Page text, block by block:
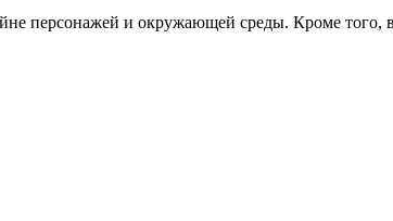
персонажей и окружающей среды. Кроме